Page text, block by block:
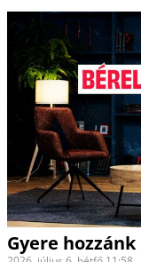
Gyere